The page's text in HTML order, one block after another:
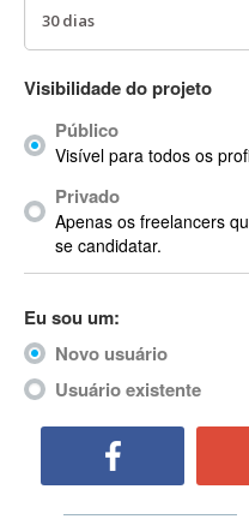
ACDSee
ACID Pro
ACPI
Acrobat X
ACT
Actian
Actimize
ActionScript 3
Active Directory
ActiveCollab
ActiveX
ActiveX Data Objects (ADO)
Ada
Adianti Framework
Visibilidade do projeto
Público
Visível para todos os
Privado
Apenas os freelancers
se candidatar.
Eu sou um:
Novo usuário
Usuário existente